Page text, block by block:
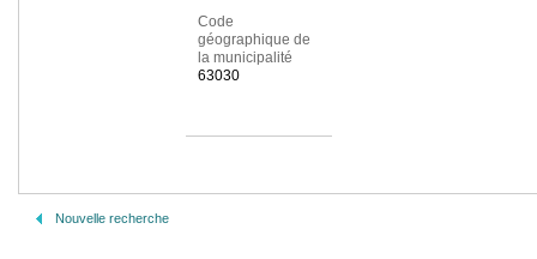
Code
géographique de
la municipalité
63030
Nouvelle recherche